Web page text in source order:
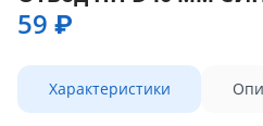
59 ₽
Характеристики